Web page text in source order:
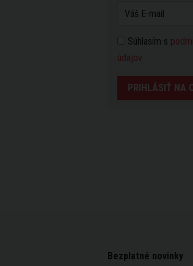
Súhlasím s
údajov
PRIHLÁSIŤ NA
Bezplatné novinky